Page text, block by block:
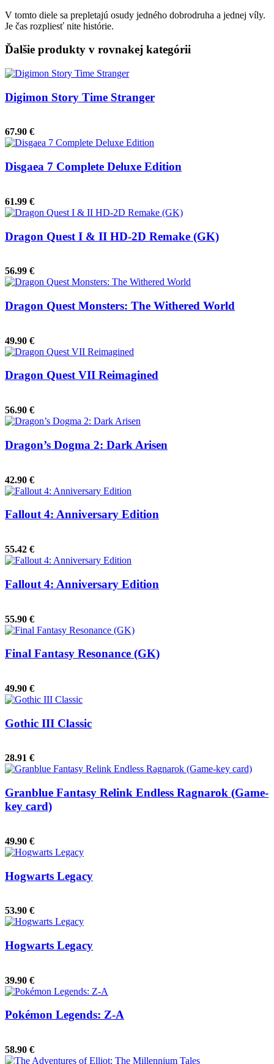
V tomto diele sa prepletajú osudy jedného dobrodruha a jednej víly.
Je čas rozpliesť nite histórie.
Ďalšie produkty v rovnakej kategórii
Digimon Story Time Stranger
67.90 €
Disgaea 7 Complete Deluxe Edition
61.99 €
Dragon Quest I & II HD-2D Remake (GK)
56.99 €
Dragon Quest Monsters: The Withered World
49.90 €
Dragon Quest VII Reimagined
56.90 €
Dragon’s Dogma 2: Dark Arisen
42.90 €
Fallout 4: Anniversary Edition
55.42 €
Fallout 4: Anniversary Edition
55.90 €
Final Fantasy Resonance (GK)
49.90 €
Gothic III Classic
28.91 €
Granblue Fantasy Relink Endless Ragnarok (Game-
key card)
49.90 €
Hogwarts Legacy
53.90 €
Hogwarts Legacy
39.90 €
Pokémon Legends: Z-A
58.90 €